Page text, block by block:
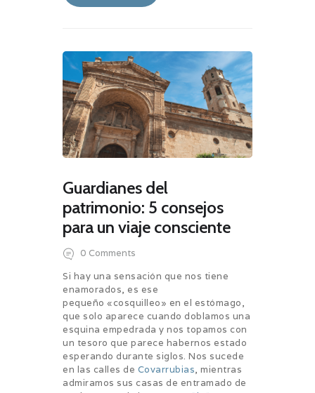
Guardianes del
patrimonio: 5 consejos
para un viaje consciente
0 Comments
Si hay una sensación que nos tiene
enamorados, es ese
pequeño «cosquilleo» en el estómago,
que solo aparece cuando doblamos una
esquina empedrada y nos topamos con
un tesoro que parece habernos estado
esperando durante siglos. Nos sucede
en las calles de Covarrubias, mientras
admiramos sus casas de entramado de